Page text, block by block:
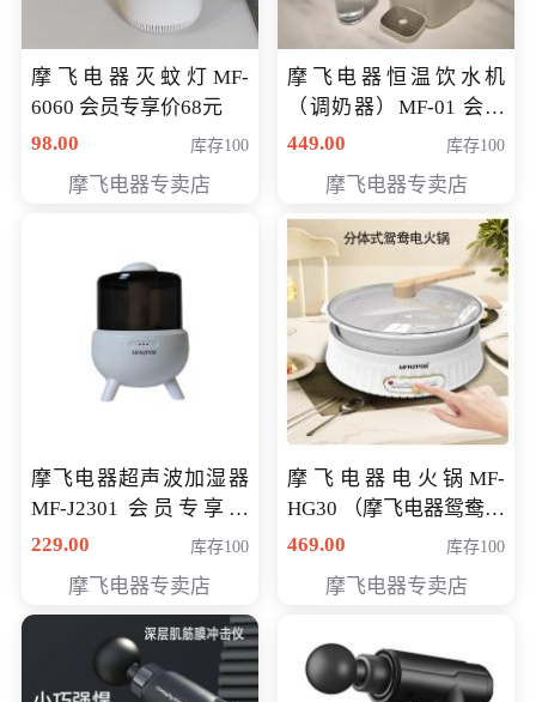
摩飞电器灭蚊灯MF-
6060 会员专享价68元
98.00
库存100
摩飞电器专卖店
摩飞电器恒温饮水机
（调奶器）MF-01 会员
专享价366元
449.00 库存100
摩飞电器专卖店
摩飞电器超声波加湿器
MF-J2301 会员专享价
168元
229.00 库存100
摩飞电器专卖店
摩飞电器电火锅MF-
HG30 （摩飞电器鸳鸯锅
MF-HG30 ） 会员专享价
469.00 库存100
摩飞电器专卖店